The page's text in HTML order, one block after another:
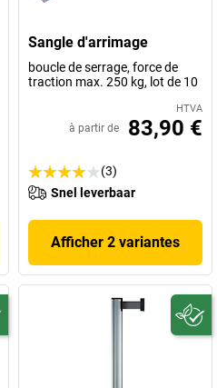
Sangle d'arrimage
boucle de serrage, force de
traction max. 250 kg, lot de 10
HTVA
à partir de 83,90 €
(3)
Snel leverbaar
Afficher 2 variantes